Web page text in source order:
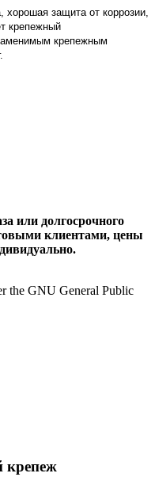
защита от коррозии,
крепежный
крепежным
или долгосрочного
клиентами, цены
the GNU General Public
крепеж